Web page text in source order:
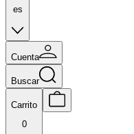
es
Cuenta
Buscar
Carrito
0